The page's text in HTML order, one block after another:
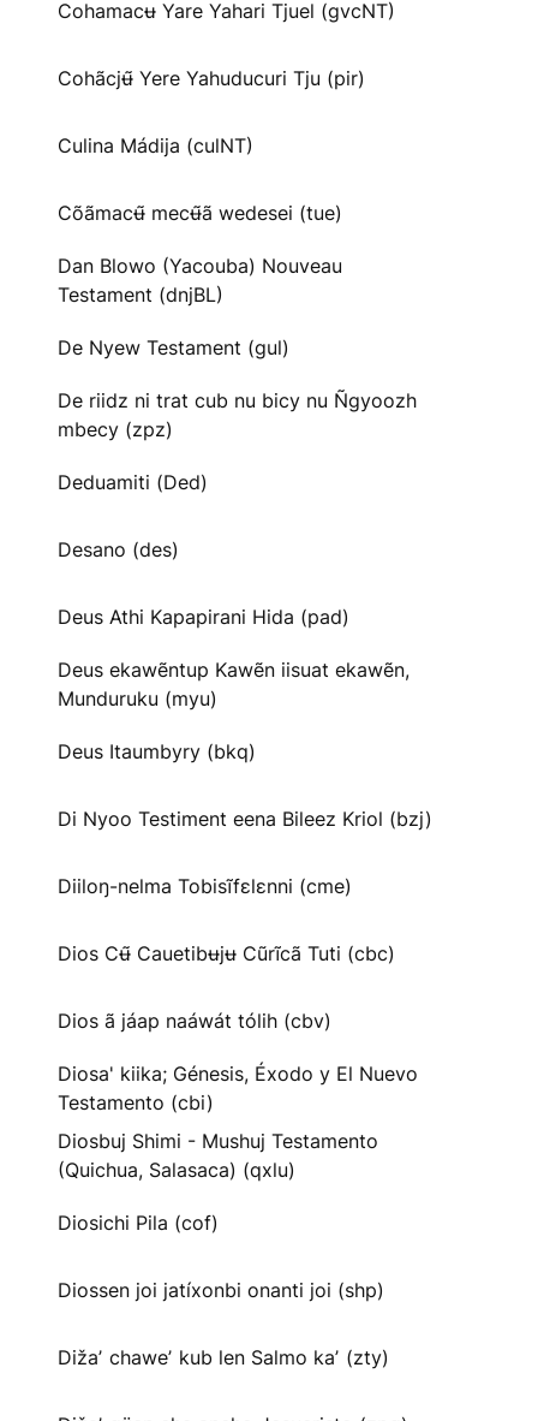
Cohamacʉ Yare Yahari Tjuel (gvcNT)
Cohãcjʉ̃ Yere Yahuducuri Tju (pir)
Culina Mádija (culNT)
Cõãmacʉ̃ mecʉ̃ã wedesei (tue)
Dan Blowo (Yacouba) Nouveau
Testament (dnjBL)
De Nyew Testament (gul)
De riidz ni trat cub nu bicy nu Ñgyoozh
mbecy (zpz)
Deduamiti (Ded)
Desano (des)
Deus Athi Kapapirani Hida (pad)
Deus ekawẽntup Kawẽn iisuat ekawẽn,
Munduruku (myu)
Deus Itaumbyry (bkq)
Di Nyoo Testiment eena Bileez Kriol (bzj)
Diiloŋ-nelma Tobisĩfɛlɛnni (cme)
Dios Cʉ̃ Cauetibʉjʉ Cũrĩcã Tuti (cbc)
Dios ã jáap naáwát tólih (cbv)
Diosa' kiika; Génesis, Éxodo y El Nuevo
Testamento (cbi)
Diosbuj Shimi - Mushuj Testamento
(Quichua, Salasaca) (qxlu)
Diosichi Pila (cof)
Diossen joi jatíxonbi onanti joi (shp)
Dižaʼ chaweʼ kub len Salmo kaʼ (zty)